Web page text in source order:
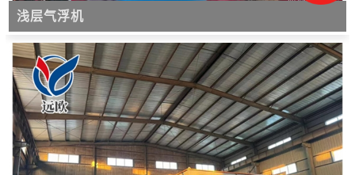
浅层气浮机
点击复制微信号